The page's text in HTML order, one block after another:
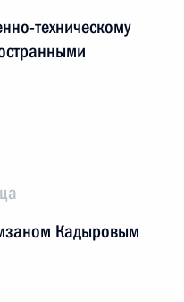
техническому
Кадыровым